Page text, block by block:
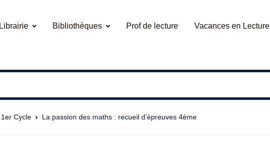
Librairie Bibliothèques Prof de lecture Vacances en Lecture
1er Cycle La passion des maths : recueil d’épreuves 4ème